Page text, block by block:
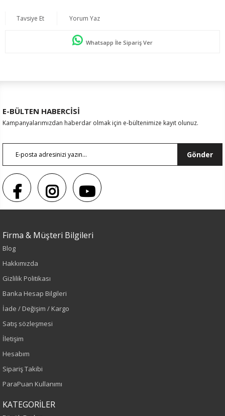
Sezon : YAZLIK
Renk
Sezon
Yaş Grubu
Yetişkin
Kalıp
Tavsiye Et Yorum Yaz
Whatsapp İle Sipariş Ver
E-BÜLTEN HABERCİSİ
Kampanyalarımızdan haberdar olmak için e-bültenimize kayıt olunuz.
Gönder
Firma & Müşteri Bilgileri
Blog
Hakkımızda
Gizlilik Politikası
Banka Hesap Bilgileri
İade / Değişim / Kargo
Satış sözleşmesi
İletişim
Hesabım
Sipariş Takibi
ParaPuan Kullanımı
KATEGORİLER